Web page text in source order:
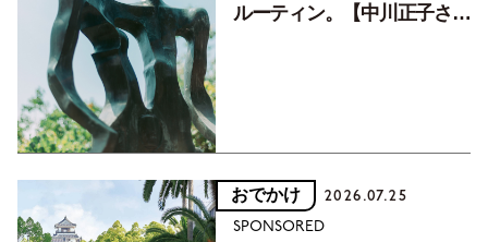
ルーティン。【中川正子さん
おでかけ 2026.07.25
SPONSORED